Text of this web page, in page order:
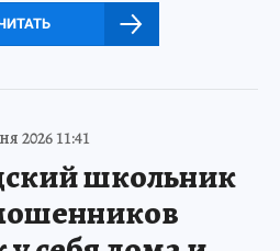
2026 11:41
школьник